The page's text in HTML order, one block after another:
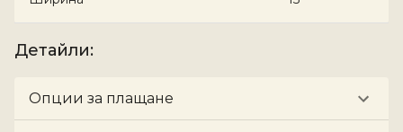
Детайли:
Опции за плащане